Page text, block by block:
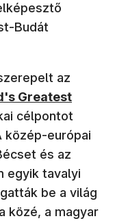
Budát
az
Greatest
célpontot
közép-európai
és az
egyik tavalyi
be a világ
közé, a magyar